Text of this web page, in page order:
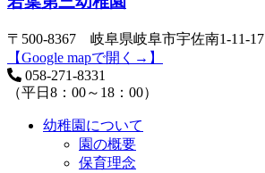
〒500-8367 岐阜県岐阜市宇佐南1-11-17
【Google mapで開く→】
058-271-8331
（平日8：00～18：00）
幼稚園について
園の概要
保育理念